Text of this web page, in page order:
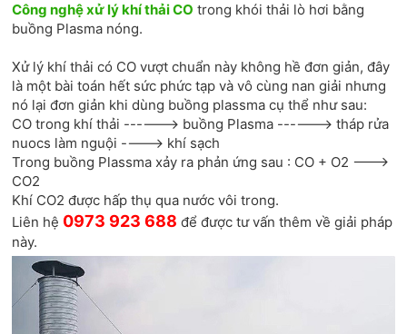
Công nghệ xử lý khí thải CO trong khói thải lò hơi bằng
buồng Plasma nóng.
Xử lý khí thải có CO vượt chuẩn này không hề đơn giản, đây
là một bài toán hết sức phức tạp và vô cùng nan giải nhưng
nó lại đơn giản khi dùng buồng plassma cụ thể như sau:
CO trong khí thải ------> buồng Plasma ------> tháp rửa
nuocs làm nguội ----> khí sạch
Trong buồng Plassma xảy ra phản ứng sau : CO + O2 --->
CO2
Khí CO2 được hấp thụ qua nước vôi trong.
Liên hệ 0973 923 688 để được tư vấn thêm về giải pháp
này.